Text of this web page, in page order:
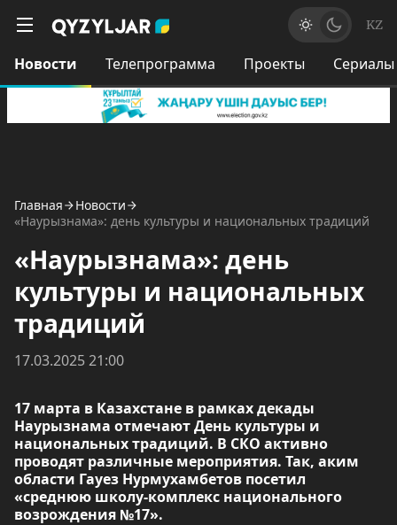
KZ
Новости Телепрограмма Проекты Сериалы
Главная
Новости
«Наурызнама»: день культуры и национальных традиций
«Наурызнама»: день
культуры и национальных
традиций
17.03.2025 21:00
17 марта в Казахстане в рамках декады
Наурызнама отмечают День культуры и
национальных традиций. В СКО активно
проводят различные мероприятия. Так, аким
области Гауез Нурмухамбетов посетил
«среднюю школу-комплекс национального
возрождения №17».